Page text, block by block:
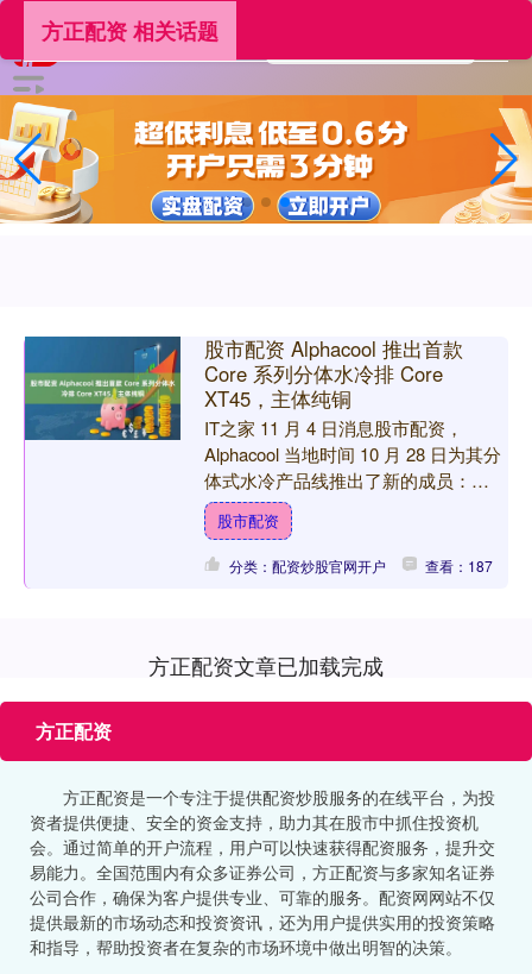
方正配资 相关话题
股市配资 Alphacool 推出首款
Core 系列分体水冷排 Core
XT45，主体纯铜
IT之家 11 月 4 日消息股市配资，
Alphacool 当地时间 10 月 28 日为其分
体式水冷产品线推出了新的成员：
Core 系列的首款分体冷排 Cor....
股市配资
分类：配资炒股官网开户 查看：187
方正配资文章已加载完成
方正配资
方正配资是一个专注于提供配资炒股服务的在线平台，为投
资者提供便捷、安全的资金支持，助力其在股市中抓住投资机
会。通过简单的开户流程，用户可以快速获得配资服务，提升交
易能力。全国范围内有众多证券公司，方正配资与多家知名证券
公司合作，确保为客户提供专业、可靠的服务。配资网网站不仅
提供最新的市场动态和投资资讯，还为用户提供实用的投资策略
和指导，帮助投资者在复杂的市场环境中做出明智的决策。